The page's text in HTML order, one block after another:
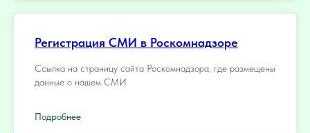
Регистрация СМИ в Роскомнадзоре
Ссылка на страницу сайта Роскомнадзора, где размещены
данные о нашем СМИ
Подробнее